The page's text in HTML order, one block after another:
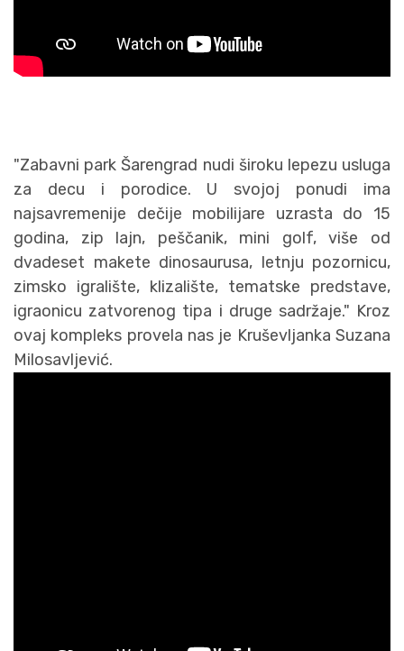
"Zabavni park Šarengrad nudi široku lepezu usluga
za decu i porodice. U svojoj ponudi ima
najsavremenije dečije mobilijare uzrasta do 15
godina, zip lajn, peščanik, mini golf, više od
dvadeset makete dinosaurusa, letnju pozornicu,
zimsko igralište, klizalište, tematske predstave,
igraonicu zatvorenog tipa i druge sadržaje." Kroz
ovaj kompleks provela nas je Kruševljanka Suzana
Milosavljević.